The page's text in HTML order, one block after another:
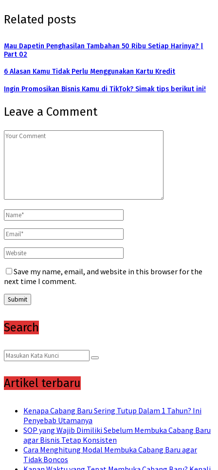
Related posts
Mau Dapetin Penghasilan Tambahan 50 Ribu Setiap Harinya? |
Part 02
6 Alasan Kamu Tidak Perlu Menggunakan Kartu Kredit
Ingin Promosikan Bisnis Kamu di TikTok? Simak tips berikut ini!
Leave a Comment
Save my name, email, and website in this browser for the
next time I comment.
Search
Search
for:
Search
Artikel terbaru
Kenapa Cabang Baru Sering Tutup Dalam 1 Tahun? Ini
Penyebab Utamanya
SOP yang Wajib Dimiliki Sebelum Membuka Cabang Baru
agar Bisnis Tetap Konsisten
Cara Menghitung Modal Membuka Cabang Baru agar
Tidak Boncos